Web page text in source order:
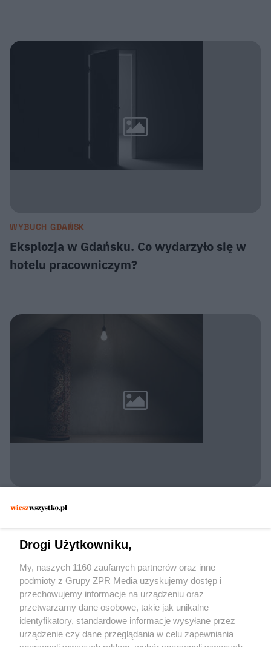
WYBUCH GDAŃSK
Eksplozja w Gdańsku. Co wydarzyło się w
hotelu pracowniczym?
dywan wystarczył, by zmylić
funkcjonariuszy?
Drogi Użytkowniku,
My, naszych 1160 zaufanych partnerów oraz inne
podmioty z Grupy ZPR Media uzyskujemy dostęp i
przechowujemy informacje na urządzeniu oraz
przetwarzamy dane osobowe, takie jak unikalne
identyfikatory, standardowe informacje wysyłane przez
urządzenie czy dane przeglądania w celu zapewniania